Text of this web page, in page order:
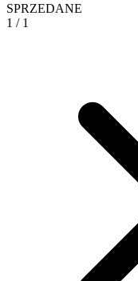
SPRZEDANE
1 / 1